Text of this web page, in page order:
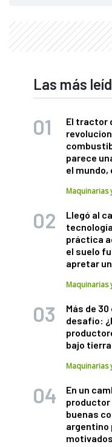
Las más
El tractor
parece
el mundo,
Maquinarias
Llegó al
práctica
el suelo
apretar
Maquinarias
Más de
desafío:
bajo
Maquinarias
En un
buenas
argentino